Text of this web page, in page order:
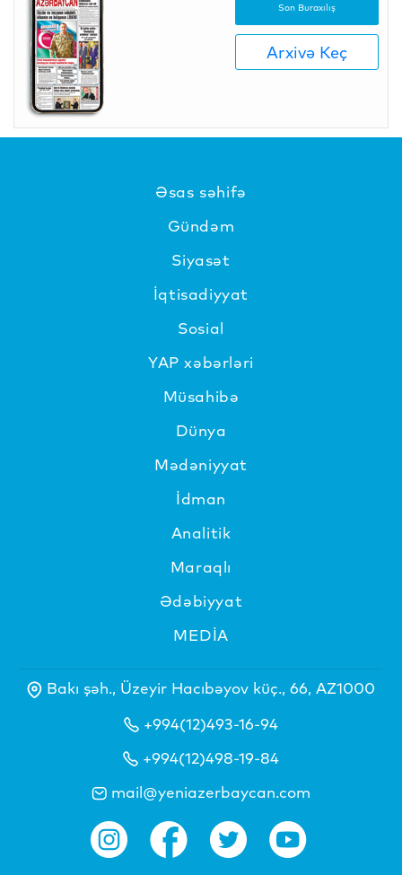
Son Buraxılış
Arxivə Keç
Əsas səhifə
Gündəm
Siyasət
İqtisadiyyat
Sosial
YAP xəbərləri
Müsahibə
Dünya
Mədəniyyat
İdman
Analitik
Maraqlı
Ədəbiyyat
MEDİA
Bakı şəh., Üzeyir Hacıbəyov küç., 66, AZ1000
+994(12)493-16-94
+994(12)498-19-84
mail@yeniazerbaycan.com